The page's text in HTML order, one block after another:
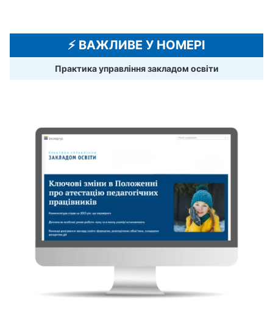
⚡️ ВАЖЛИВЕ У НОМЕРІ
Практика управління закладом освіти